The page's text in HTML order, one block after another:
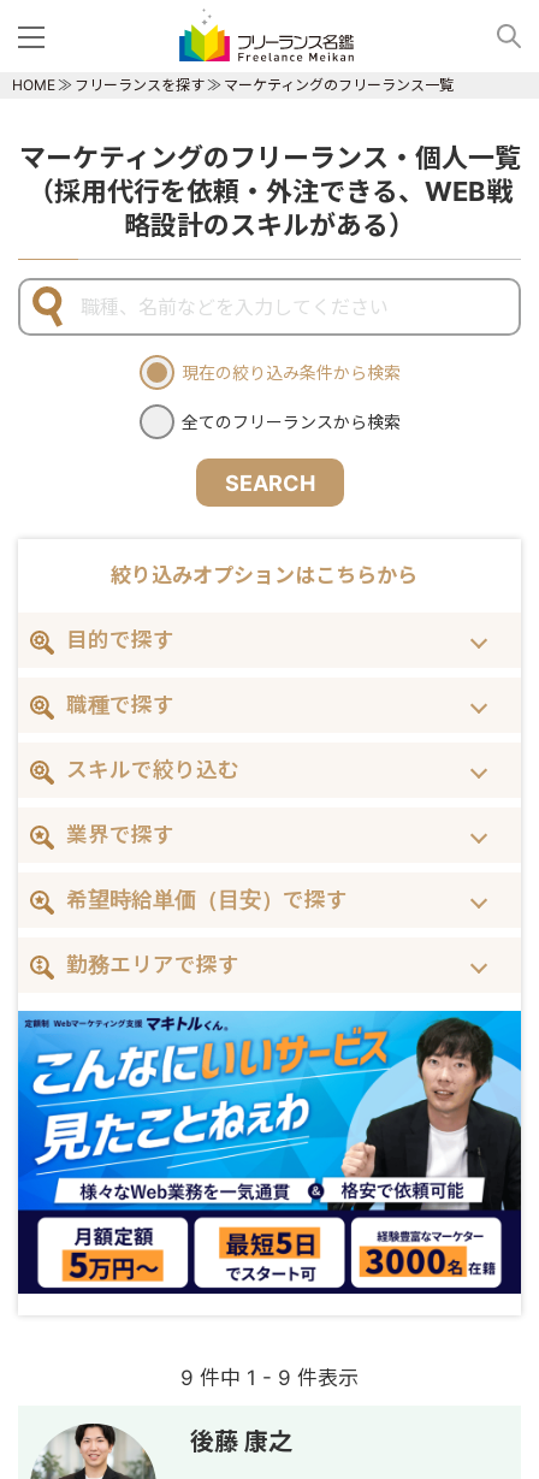
HOME フリーランスを探す マーケティングのフリーランス一覧
マーケティングのフリーランス・個人一覧
（採用代行を依頼・外注できる、WEB戦
略設計のスキルがある）
現在の絞り込み条件から検索
全てのフリーランスから検索
SEARCH
絞り込みオプションはこちらから
目的で探す
職種で探す
スキルで絞り込む
業界で探す
希望時給単価（目安）で探す
勤務エリアで探す
9 件中 1 - 9 件表示
後藤 康之